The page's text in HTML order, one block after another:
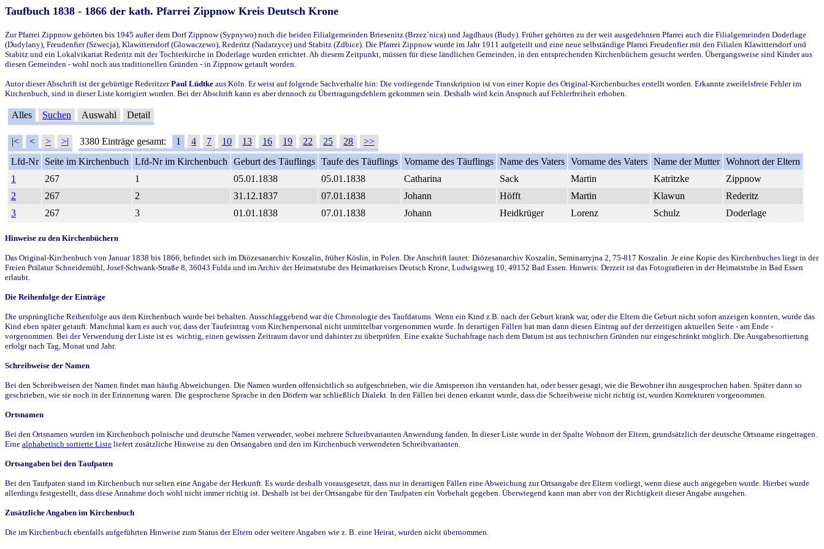
Taufbuch 1838 - 1866 der kath. Pfarrei Zippnow Kreis Deutsch Krone
Zur Pfarrei Zippnow gehörten bis 1945 außer dem Dorf Zippnow (Sypnywo) noch die beiden Filialgemeinden Briesenitz (Brzez`nica) und Jagdhaus (Budy). Früher gehörten zu der weit ausgedehnten Pfarrei auch die Filialgemeinden Doderlage
(Dudylany), Freudenfier (Szwecja), Klawittersdorf (Glowaczewo), Rederitz (Nadarzyce) und Stabitz (Zdbice). Die Pfarrei Zippnow wurde im Jahr 1911 aufgeteilt und eine neue selbständige Pfarrei Freudenfier mit den Filialen Klawittersdorf und
Stabitz und ein Lokalvikariat Rederitz mit der Tochterkirche in Doderlage wurden errichtet. Ab diesem Zeitpunkt, müssen für diese ländlichen Gemeinden, in den entsprechenden Kirchenbüchern gesucht werden. Übergangsweise sind Kinder aus
diesen Gemeinden - wohl noch aus traditionellen Gründen - in Zippnow getauft worden.
Autor dieser Abschrift ist der gebürtige RederitzerPaul Lüdtke aus Köln. Er weist auf folgende Sachverhalte hin: Die vorliegende Transkription ist von einer Kopie des Original-Kirchenbuches erstellt worden. Erkannte zweifelsfreie Fehler im
Kirchenbuch, sind in dieser Liste korrigiert worden. Bei der Abschrift kann es aber dennoch zu Übertragungsfehlern gekommen sein. Deshalb wird kein Anspruch auf Fehlerfreiheit erhoben.
Alles Suchen Auswahl Detail
|< < > >| 3380 Einträge gesamt: 1 4 7 10 13 16 19 22 25 28
>>
Lfd-Nr
Seite im Kirchenbuch Lfd-Nr im Kirchenbuch Geburt des Täuflings Taufe des Täuflings Vorname des Täuflings Name des Vaters Vorname des Vaters Name der Mutter Wohnort der Eltern
1
267 1 05.01.1838 05.01.1838 Catharina Sack Martin Katritzke
Zippnow
2
267 2 31.12.1837 07.01.1838 Johann Höfft Martin Klawun
Rederitz
3
267 3 01.01.1838 07.01.1838 Johann Heidkrüger Lorenz Schulz Doderlage
Hinweise zu den Kirchenbüchern
Das Original-Kirchenbuch von Januar 1838 bis 1866, befindet sich im Diözesanarchiv Koszalin, früher Köslin, in Polen. Die Anschrift lautet: Diözesanarchiv Koszalin, Seminarryjna 2, 75-817 Koszalin. Je eine Kopie des Kirchenbuches liegt in der
Freien Prälatur Schneidemühl, Josef-Schwank-Straße 8, 36043 Fulda und im Archiv der Heimatstube des Heimatkreises Deutsch Krone, Ludwigsweg 10, 49152 Bad Essen. Hinweis: Derzeit ist das Fotografieren in der Heimatstube in Bad Essen
erlaubt.
Die Reihenfolge der Einträge
Die ursprüngliche Reihenfolge aus dem Kirchenbuch wurde bei behalten. Ausschlaggebend war die Chronologie des Taufdatums. Wenn ein Kind z.B. nach der Geburt krank war, oder die Eltern die Geburt nicht sofort anzeigen konnten, wurde das
Kind eben später getauft. Manchmal kam es auch vor, dass der Taufeintrag vom Kirchenpersonal nicht unmittelbar vorgenommen wurde. In derartigen Fällen hat man dann diesen Eintrag auf der derzeitigen aktuellen Seite - am Ende -
vorgenommen. Bei der Verwendung der Liste ist es wichtig, einen gewissen Zeitraum davor und dahinter zu überprüfen. Eine exakte Suchabfrage nach dem Datum ist aus technischen Gründen nur eingeschränkt möglich. Die Ausgabesortierung
erfolgt nach Tag, Monat und Jahr.
Schreibweise der Namen
Bei den Schreibweisen der Namen findet man häufig Abweichungen. Die Namen wurden offensichtlich so aufgeschrieben, wie die Amtsperson ihn verstanden hat, oder besser gesagt, wie die Bewohner ihn ausgesprochen haben. Später dann so
geschrieben, wie sie noch in der Erinnerung waren. Die gesprochene Sprache in den Dörfern war schließlich Dialekt. In den Fällen bei denen erkannt wurde, dass die Schreibweise nicht richtig ist, wurden Korrekturen vorgenommen.
Ortsnamen
Bei den Ortsnamen wurden im Kirchenbuch polnische und deutsche Namen verwendet, wobei mehrere Schreibvarianten Anwendung fanden. In dieser Liste wurde in der Spalte Wohnort der Eltern, grundsätzlich der deutsche Ortsname eingetragen.
Eine alphabetisch sortierte Liste liefert zusätzliche Hinweise zu den Ortsangaben und den im Kirchenbuch verwendeten Schreibvarianten.
Ortsangaben bei den Taufpaten
Bei den Taufpaten stand im Kirchenbuch nur selten eine Angabe der Herkunft. Es wurde deshalb vorausgesetzt, dass nur in derartigen Fällen eine Abweichung zur Ortsangabe der Eltern vorliegt, wenn diese auch angegeben wurde. Hierbei wurde
allerdings festgestellt, dass diese Annahme doch wohl nicht immer richtig ist. Deshalb ist bei der Ortsangabe für den Taufpaten ein Vorbehalt gegeben. Überwiegend kann man aber von der Richtigkeit dieser Angabe ausgehen.
Zusätzliche Angaben im Kirchenbuch
Die im Kirchenbuch ebenfalls aufgeführten Hinweise zum Status der Eltern oder weitere Angaben wie z. B. eine Heirat, wurden nicht übernommen.